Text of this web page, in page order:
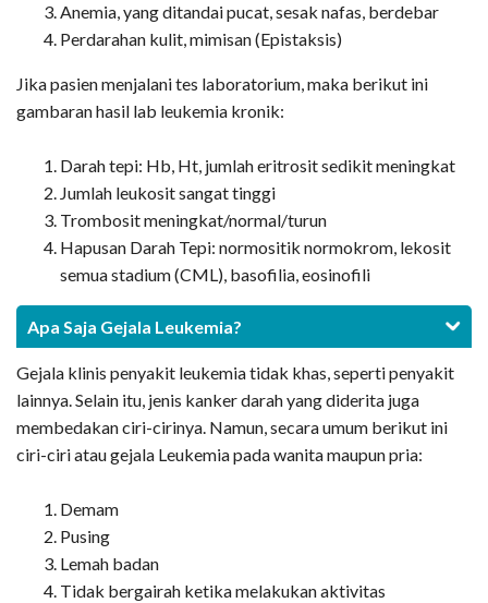
Anemia, yang ditandai pucat, sesak nafas, berdebar
Perdarahan kulit, mimisan (Epistaksis)
Jika pasien menjalani tes laboratorium, maka berikut ini
gambaran hasil lab leukemia kronik:
Darah tepi: Hb, Ht, jumlah eritrosit sedikit meningkat
Jumlah leukosit sangat tinggi
Trombosit meningkat/normal/turun
Hapusan Darah Tepi: normositik normokrom, lekosit
semua stadium (CML), basofilia, eosinofili
Apa Saja Gejala Leukemia?
Gejala klinis penyakit leukemia tidak khas, seperti penyakit
lainnya. Selain itu, jenis kanker darah yang diderita juga
membedakan ciri-cirinya. Namun, secara umum berikut ini
ciri-ciri atau gejala Leukemia pada wanita maupun pria:
Demam
Pusing
Lemah badan
Tidak bergairah ketika melakukan aktivitas